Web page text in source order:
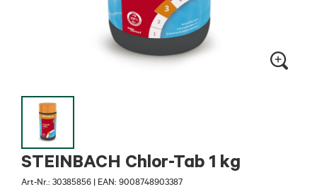
STEINBACH Chlor-Tab 1 kg
Art-Nr.: 30385856 | EAN: 9008748903387